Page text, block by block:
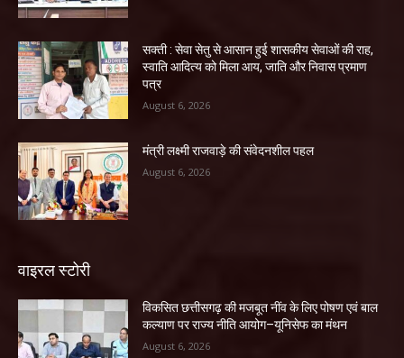
सक्ती : सेवा सेतु से आसान हुई शासकीय सेवाओं की राह,
स्वाति आदित्य को मिला आय, जाति और निवास प्रमाण
पत्र
August 6, 2026
मंत्री लक्ष्मी राजवाड़े की संवेदनशील पहल
August 6, 2026
वाइरल स्टोरी
विकसित छत्तीसगढ़ की मजबूत नींव के लिए पोषण एवं बाल
कल्याण पर राज्य नीति आयोग–यूनिसेफ का मंथन
August 6, 2026